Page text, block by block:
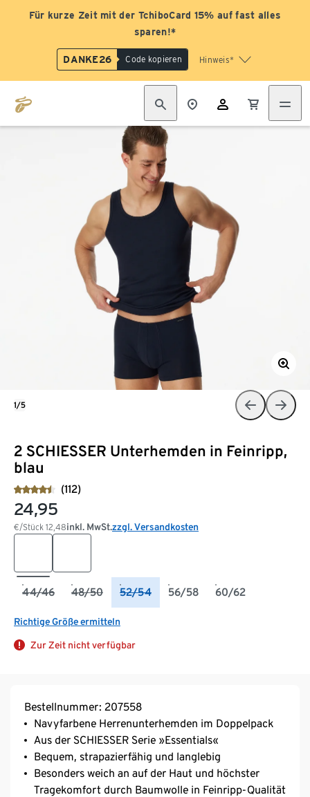
Für kurze Zeit mit der TchiboCard 15% auf fast alles
sparen!*
DANKE26 Code kopieren Hinweis*
2 SCHIESSER Unterhemden in Feinripp,
blau
(112)
24,95
€/Stück 12,48inkl. MwSt.zzgl. Versandkosten
44/46 48/50 52/54 56/58 60/62
Richtige Größe ermitteln
Zur Zeit nicht verfügbar
1/5
Bestellnummer: 207558
Navyfarbene Herrenunterhemden im Doppelpack
Aus der SCHIESSER Serie »Essentials«
Bequem, strapazierfähig und langlebig
Besonders weich an auf der Haut und höchster
Tragekomfort durch Baumwolle in Feinripp-Qualität